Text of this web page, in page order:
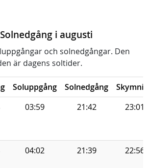
i augusti
och solnedgångar. Den
är dagens soltider.
Soluppgång Solnedgång
03:59 21:42 23:01
04:02 21:39 22:56